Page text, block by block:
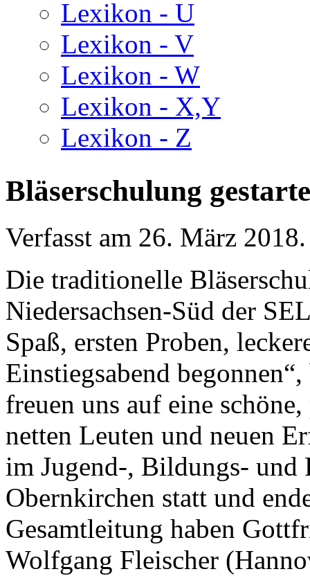
Lexikon - U
Lexikon - V
Lexikon - W
Lexikon - X,Y
Lexikon - Z
Bläserschulung
Verfasst am 26. März 2018.
Die traditionelle
Niedersachsen-Süd der
Spaß, ersten Proben,
Einstiegsabend
freuen uns auf eine
netten Leuten und neuen
im Jugend-, Bildungs- und
Obernkirchen statt und
Gesamtleitung haben
Wolfgang Fleischer